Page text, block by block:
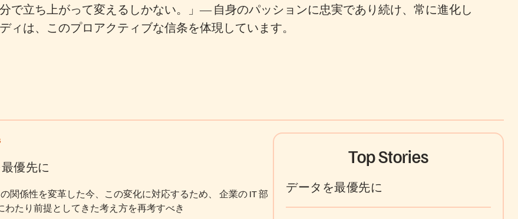
で立ち上がって変えるしかない。」― 自身のパッションに忠実であり続け、常に進化し
は、このプロアクティブな信条を体現しています。
優先に
関係性を変革した今、この変化に対応するため、 企業の IT 部
わたり前提としてきた考え方を再考すべき
Top Stories
データを最優先に